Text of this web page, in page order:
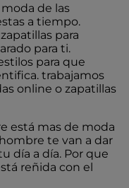
de las
a tiempo.
para
para ti.
para que
trabajamos
online o zapatillas
está mas de moda
te van a dar
día a día. Por que
reñida con el